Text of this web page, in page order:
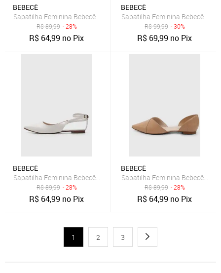
BEBECÊ
Sapatilha Feminina Bebecê Bico Fino Fivela Verde Oliva
R$89,99 - 28%
R$ 64,99 no Pix
BEBECÊ
Sapatilha Feminina Bebecê
R$99,99 - 30%
R$ 69,99 no Pix
BEBECÊ
Sapatilha Feminina Bebecê Ponta Fina Branca
R$89,99 - 28%
R$ 64,99 no Pix
BEBECÊ
Sapatilha Feminina Bebecê
R$89,99 - 28%
R$ 64,99 no Pix
1 2 3